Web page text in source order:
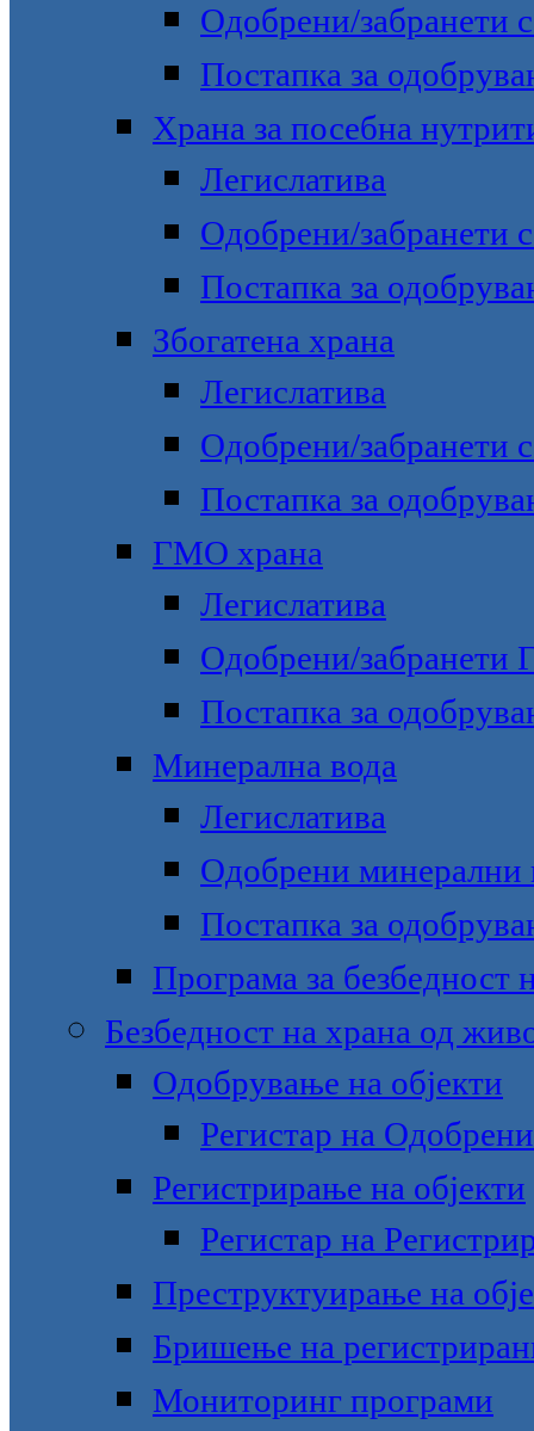
Одобрени/забранети
Постапка за
Храна за посебна
Легислатива
Одобрени/забранети
Постапка за
Збогатена храна
Легислатива
Одобрени/забранети
Постапка за
ГМО храна
Легислатива
Одобрени/
Постапка за
Минерална вода
Легислатива
Одобрени минерални
Постапка за
Програма за безбедност
Безбедност на храна од
Одобрување на објекти
Регистар на
Регистрирање на објекти
Регистар на
Преструктуирање на
Бришење на
Мониторинг програми